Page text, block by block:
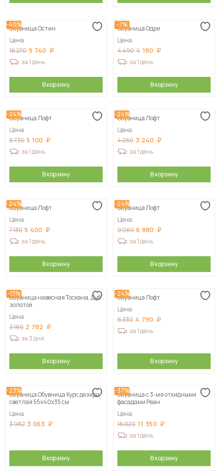
-40%
Обувница Остин
Цена
16 270 9 740
за 1 день
В корзину
-7%
Обувница Одри
Цена
4 490 4 180
за 1 день
В корзину
-24%
Обувница Лофт
Цена
6 730 5 100
за 1 день
В корзину
-24%
Обувница Лофт
Цена
4 280 3 240
за 1 день
В корзину
-24%
Обувница Лофт
Цена
7 130 5 400
за 1 день
В корзину
-24%
Обувница Лофт
Цена
9 080 6 880
за 1 день
В корзину
-13%
Обувница навесная Тоскана, Дуб
золотой
Цена
3 180 2 782
за 3 дня
В корзину
-24%
Обувница Лофт
Цена
6 330 4 790
за 1 день
В корзину
-23%
Обувница Обувница Курс дезира
светлая 55х40х35 см
Цена
3 982 3 063
В корзину
-37%
Обувница с 3-мя откидными
фасадами Реан
Цена
18 020 11 350
за 1 день
В корзину